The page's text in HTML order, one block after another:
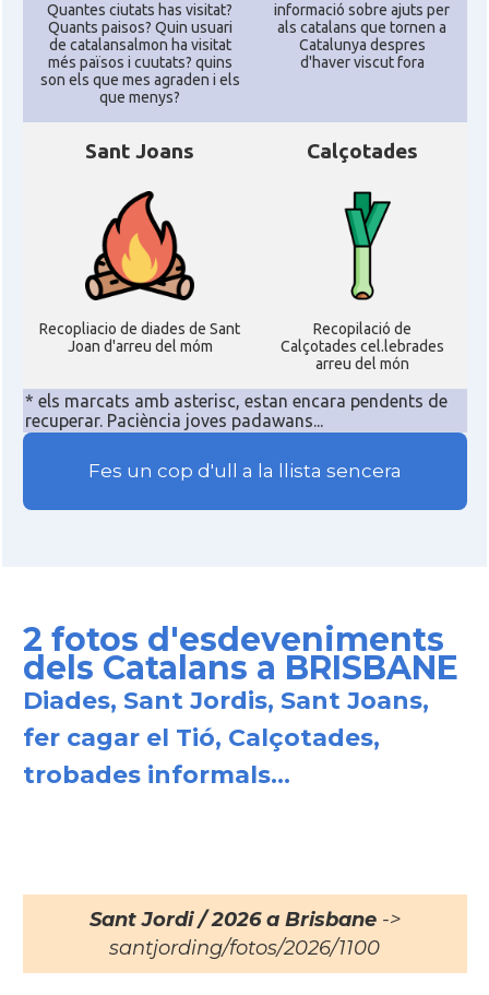
Quantes ciutats has visitat?
Quants paisos? Quin usuari
de catalansalmon ha visitat
més països i cuutats? quins
son els que mes agraden i els
que menys?
informació sobre ajuts per
als catalans que tornen a
Catalunya despres
d'haver viscut fora
Sant Joans
Recopliacio de diades de Sant
Joan d'arreu del móm
Calçotades
Recopilació de
Calçotades cel.lebrades
arreu del món
* els marcats amb asterisc, estan encara pendents de
recuperar. Paciència joves padawans...
Fes un cop d'ull a la llista sencera
2 fotos d'esdeveniments
dels Catalans a BRISBANE
Diades, Sant Jordis, Sant Joans,
fer cagar el Tió, Calçotades,
trobades informals...
Sant Jordi / 2026 a Brisbane->
santjording/fotos/2026/1100